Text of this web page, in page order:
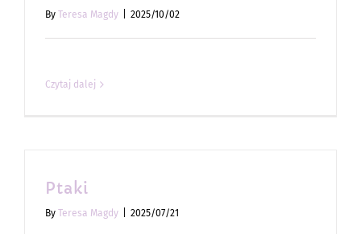
By Teresa Magdy 2025/10/02
Czytaj dalej
Ptaki
By Teresa Magdy 2025/07/21